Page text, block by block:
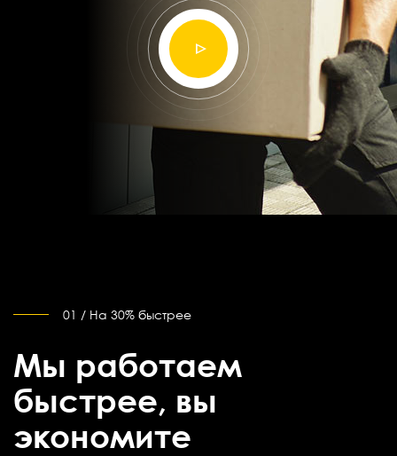
01 / На 30% быстрее
Мы работаем
быстрее, вы
экономите